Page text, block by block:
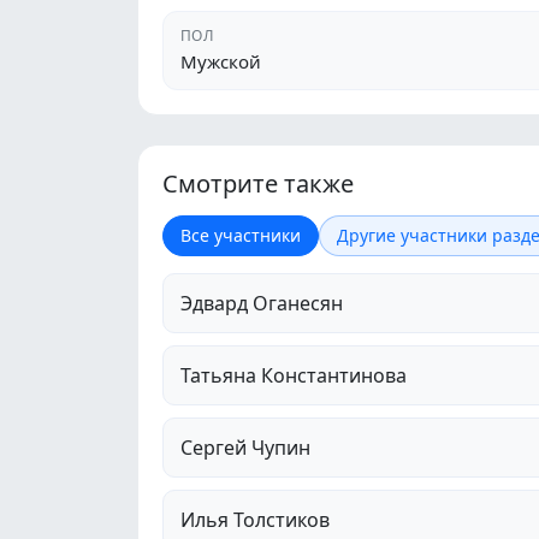
ПОЛ
Мужской
Смотрите также
Все участники Другие участники
Эдвард Оганесян
Татьяна Константинова
Сергей Чупин
Илья Толстиков